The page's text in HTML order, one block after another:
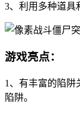
3、利用多种道具
游戏亮点：
1、有丰富的陷阱
陷阱。